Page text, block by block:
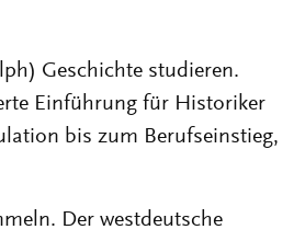
Geschichte studieren.
Einführung für Historiker
bis zum Berufseinstieg,
Der westdeutsche